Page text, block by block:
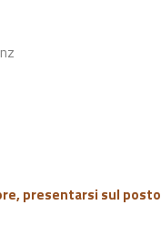
presentarsi sul posto